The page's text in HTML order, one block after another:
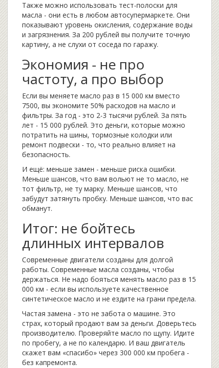
Также можно использовать тест-полоски для
масла - они есть в любом автосупермаркете. Они
показывают уровень окисления, содержание воды
и загрязнения. За 200 рублей вы получите точную
картину, а не слухи от соседа по гаражу.
Экономия - не про
частоту, а про выбор
Если вы меняете масло раз в 15 000 км вместо
7500, вы экономите 50% расходов на масло и
фильтры. За год - это 2-3 тысячи рублей. За пять
лет - 15 000 рублей. Это деньги, которые можно
потратить на шины, тормозные колодки или
ремонт подвески - то, что реально влияет на
безопасность.
И ещё: меньше замен - меньше риска ошибки.
Меньше шансов, что вам вольют не то масло, не
тот фильтр, не ту марку. Меньше шансов, что
забудут затянуть пробку. Меньше шансов, что вас
обманут.
Итог: не бойтесь
длинных интервалов
Современные двигатели созданы для долгой
работы. Современные масла созданы, чтобы
держаться. Не надо бояться менять масло раз в 15
000 км - если вы используете качественное
синтетическое масло и не ездите на грани предела.
Частая замена - это не забота о машине. Это
страх, который продают вам за деньги. Доверьтесь
производителю. Проверяйте масло по щупу. Идите
по пробегу, а не по календарю. И ваш двигатель
скажет вам «спасибо» через 300 000 км пробега -
без капремонта.